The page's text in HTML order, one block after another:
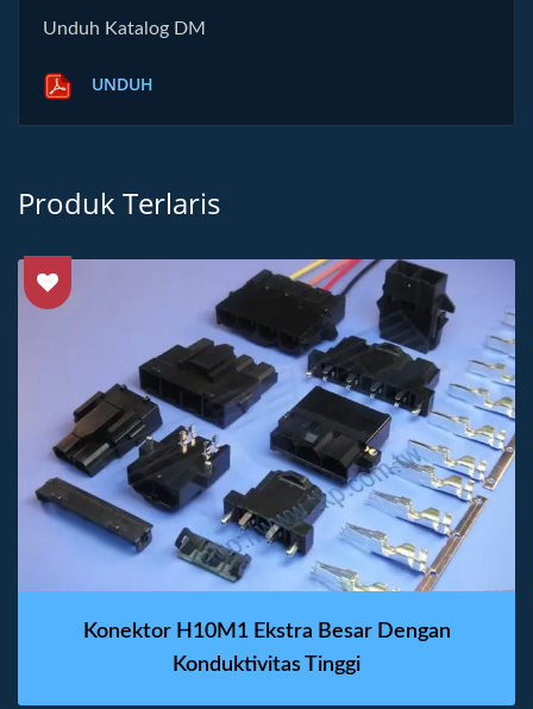
Unduh Katalog DM
UNDUH
Produk Terlaris
Konektor H10M1 Ekstra Besar Dengan
Konduktivitas Tinggi